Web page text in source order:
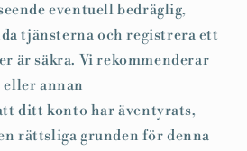
eventuell bedräglig,
tjänsterna och registrera ett
är säkra. Vi rekommenderar
annan
ditt konto har äventyrats,
rättsliga grunden för denna